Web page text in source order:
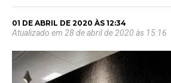
01 DE ABRIL DE 2020 ÀS 12:34
Atualizado em 28 de abril de 2020 às 15:16